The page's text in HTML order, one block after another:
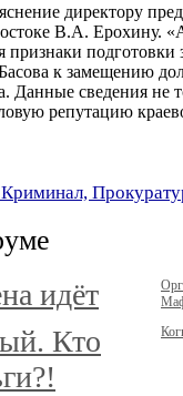
директору
В.А. Ерохину.
подготовки
к замещению
Данные сведения не
репутацию
идёт
Кто